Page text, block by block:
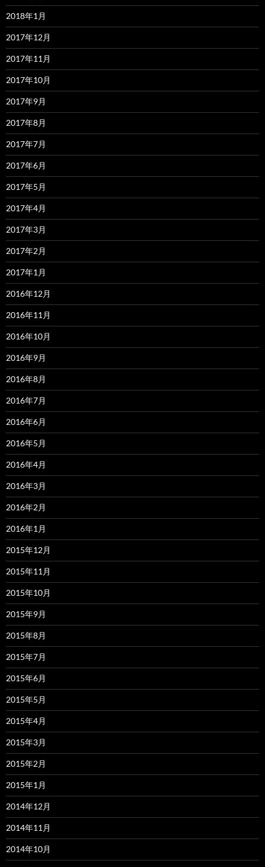
2018年1月
2017年12月
2017年11月
2017年10月
2017年9月
2017年8月
2017年7月
2017年6月
2017年5月
2017年4月
2017年3月
2017年2月
2017年1月
2016年12月
2016年11月
2016年10月
2016年9月
2016年8月
2016年7月
2016年6月
2016年5月
2016年4月
2016年3月
2016年2月
2016年1月
2015年12月
2015年11月
2015年10月
2015年9月
2015年8月
2015年7月
2015年6月
2015年5月
2015年4月
2015年3月
2015年2月
2015年1月
2014年12月
2014年11月
2014年10月